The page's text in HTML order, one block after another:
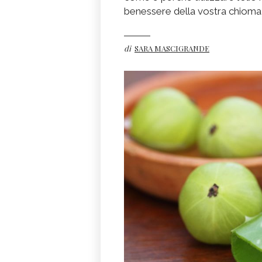
benessere della vostra chioma
di SARA MASCIGRANDE